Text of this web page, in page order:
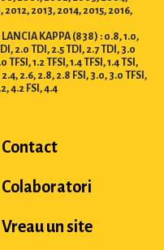
2013, 2014, 2015, 2016,
KAPPA (838) : 0.8, 1.0,
2.0 TDI, 2.5 TDI, 2.7 TDI, 3.0
1.2 TFSI, 1.4 TFSI, 1.4 TSI,
2.4, 2.6, 2.8, 2.8 FSI, 3.0, 3.0 TFSI,
4.2 FSI, 4.4
Contact
Colaboratori
Vreau un site